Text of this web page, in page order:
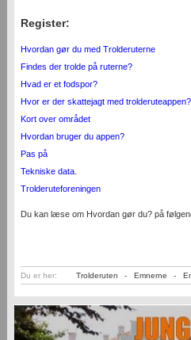
Register:
Hvordan gør du med Trolderuterne
Findes der trolde på ruterne?
Hvad er et fodspor?
Hvor er der skattejagt med trolderuteappen?
Kort over området
Hvordan bruger du appen?
Pas på
Tekniske data.
Trolderuteforeningen
Du kan læse om Hvordan gør du? på
Du er her: Trolderuten - Emnerne -